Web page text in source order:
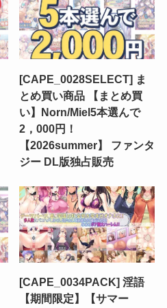
[CAPE_0028SELECT] ま
とめ買い商品 【まとめ買
い】Norn/Miel5本選んで
2，000円！
【2026summer】 ファンタ
ジー DL版独占販売
[CAPE_0034PACK] 淫語
【期間限定】【サマー